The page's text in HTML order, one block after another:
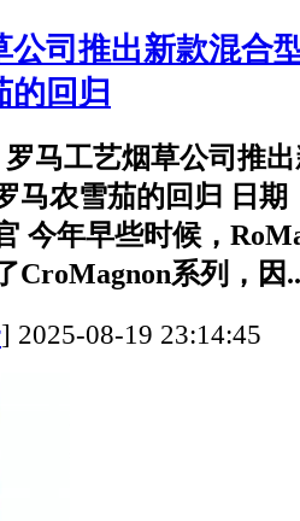
公司推出新款混合
的回归
马工艺烟草公司推
马农雪茄的回归 日期
今年早些时候，
CroMagnon系列，因
] 2025-08-19